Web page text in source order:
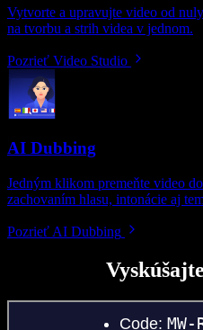
Vytvorte a upravujte video od
na tvorbu a strih videa v jednom.
Pozrieť Video Studio
AI Dubbing
Jedným klikom premeňte video
zachovaním hlasu, intonácie aj
Pozrieť AI Dubbing